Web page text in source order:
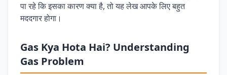
पा रहे कि इसका कारण क्या है, तो यह लेख आपके लिए बहुत
मददगार होगा।
Gas Kya Hota Hai? Understanding
Gas Problem